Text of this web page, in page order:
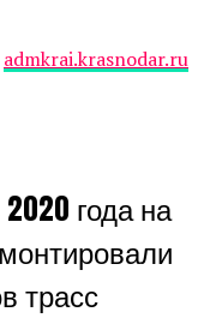
admkrai.krasnodar.ru
года на
трасс